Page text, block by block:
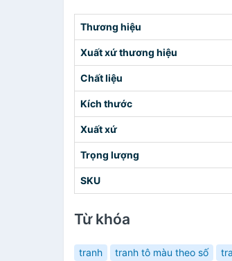
Thương hiệu
Xuất xứ thương hiệu
Chất liệu
Kích thước
Xuất xứ
Trọng lượng
SKU
Từ khóa
tranh tranh tô màu theo số